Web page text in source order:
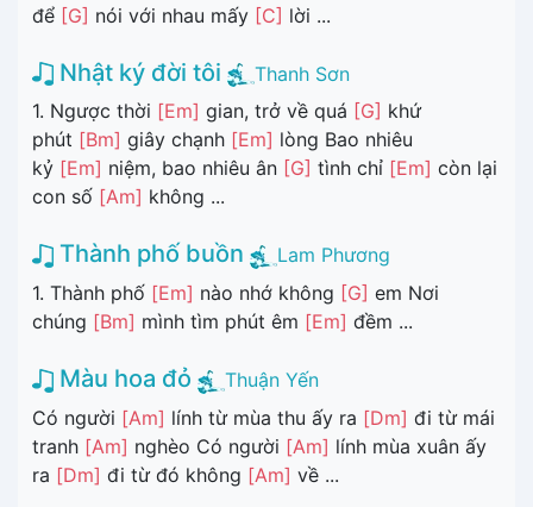
để [G] nói với nhau mấy [C] lời ...
Nhật ký đời tôi
Thanh Sơn
1. Ngược thời [Em] gian, trở về quá [G] khứ
phút [Bm] giây chạnh [Em] lòng Bao nhiêu
kỷ [Em] niệm, bao nhiêu ân [G] tình chỉ [Em] còn lại
con số [Am] không ...
Thành phố buồn
Lam Phương
1. Thành phố [Em] nào nhớ không [G] em Nơi
chúng [Bm] mình tìm phút êm [Em] đềm ...
Màu hoa đỏ
Thuận Yến
Có người [Am] lính từ mùa thu ấy ra [Dm] đi từ mái
tranh [Am] nghèo Có người [Am] lính mùa xuân ấy
ra [Dm] đi từ đó không [Am] về ...